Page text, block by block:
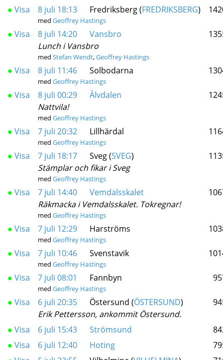
● Visa 8 juli 18:13 Fredriksberg (FREDRIKSBERG)
med Geoffrey Hastings
● Visa 8 juli 14:20 Vansbro
Lunch i Vansbro
med Stefan Wendt,Geoffrey Hastings
● Visa 8 juli 11:46 Solbodarna
med Geoffrey Hastings
● Visa 8 juli 00:29 Älvdalen
Nattvila!
med Geoffrey Hastings
● Visa 7 juli 20:32 Lillhärdal
med Geoffrey Hastings
● Visa 7 juli 18:17 Sveg (SVEG)
Stämplar och fikar i Sveg
med Geoffrey Hastings
● Visa 7 juli 14:40 Vemdalsskalet
Räkmacka i Vemdalsskalet. Tokregnar!
med Geoffrey Hastings
● Visa 7 juli 12:29 Harströms
med Geoffrey Hastings
● Visa 7 juli 10:46 Svenstavik
med Geoffrey Hastings
● Visa 7 juli 08:01 Fannbyn
med Geoffrey Hastings
● Visa 6 juli 20:35 Östersund (ÖSTERSUND)
Erik Pettersson, ankommit Östersund.
● Visa 6 juli 15:43 Strömsund
● Visa 6 juli 12:40 Hoting